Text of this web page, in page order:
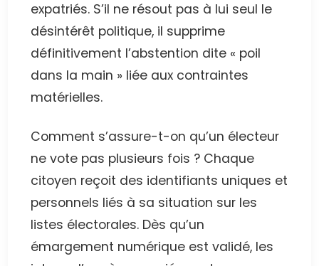
expatriés. S’il ne résout pas à lui seul le
désintérêt politique, il supprime
définitivement l’abstention dite « poil
dans la main » liée aux contraintes
matérielles.
Comment s’assure-t-on qu’un électeur
ne vote pas plusieurs fois ? Chaque
citoyen reçoit des identifiants uniques et
personnels liés à sa situation sur les
listes électorales. Dès qu’un
émargement numérique est validé, les